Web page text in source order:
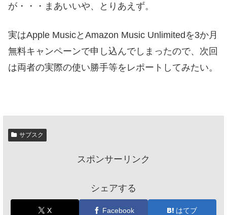
が・・・まあいいや、とりあえず。
実はApple MusicとAmazon Music Unlimitedを3か月
無料キャンペーンで申し込んでしまったので、次回
は両者の実際の使い勝手等をレポートしてみたい。
サブスク
スポンサーリンク
シェアする
X Facebook はてブ